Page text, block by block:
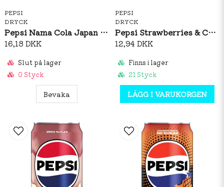
PEPSI
DRYCK
Pepsi Nama Cola Japan 340ml
16,18 DKK
Slut på lager
0 Styck
Bevaka
PEPSI
DRYCK
Pepsi Strawberries & Cream 330ml
12,94 DKK
Finns i lager
21 Styck
LÄGG I VARUKORGEN